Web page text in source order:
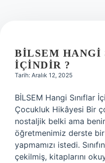
BILSEM HANGI
IÇINDIR ?
Tarih: Aralık 12, 2025
BİLSEM Hangi Sınıflar
Çocukluk Hikâyesi Bir
nostaljik belki ama
öğretmenimiz derste
yapmamızı istedi.
çekilmiş, kitaplarını